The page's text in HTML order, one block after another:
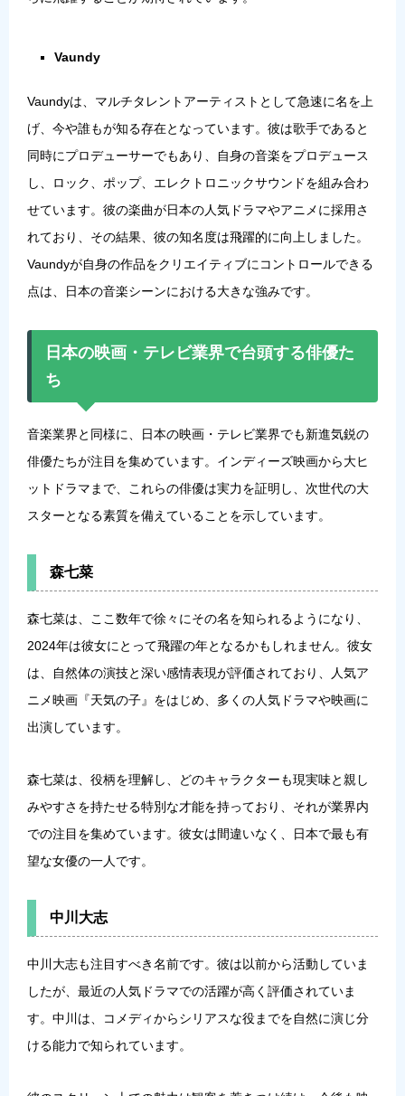
Vaundy
Vaundyは、マルチタレントアーティストとして急速に名を上
げ、今や誰もが知る存在となっています。彼は歌手であると
同時にプロデューサーでもあり、自身の音楽をプロデュース
し、ロック、ポップ、エレクトロニックサウンドを組み合わ
せています。彼の楽曲が日本の人気ドラマやアニメに採用さ
れており、その結果、彼の知名度は飛躍的に向上しました。
Vaundyが自身の作品をクリエイティブにコントロールできる
点は、日本の音楽シーンにおける大きな強みです。
日本の映画・テレビ業界で台頭する俳優た
ち
音楽業界と同様に、日本の映画・テレビ業界でも新進気鋭の
俳優たちが注目を集めています。インディーズ映画から大ヒ
ットドラマまで、これらの俳優は実力を証明し、次世代の大
スターとなる素質を備えていることを示しています。
森七菜
森七菜は、ここ数年で徐々にその名を知られるようになり、
2024年は彼女にとって飛躍の年となるかもしれません。彼女
は、自然体の演技と深い感情表現が評価されており、人気ア
ニメ映画『天気の子』をはじめ、多くの人気ドラマや映画に
出演しています。
森七菜は、役柄を理解し、どのキャラクターも現実味と親し
みやすさを持たせる特別な才能を持っており、それが業界内
での注目を集めています。彼女は間違いなく、日本で最も有
望な女優の一人です。
中川大志
中川大志も注目すべき名前です。彼は以前から活動していま
したが、最近の人気ドラマでの活躍が高く評価されていま
す。中川は、コメディからシリアスな役までを自然に演じ分
ける能力で知られています。